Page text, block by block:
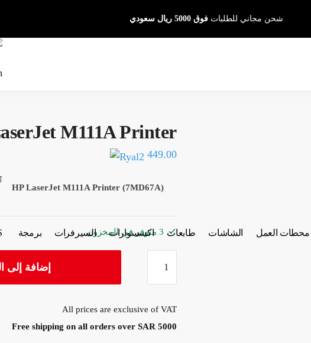
شحن مجاني للطلبات فوق 5000 ريال سعودي
محطات العمل الشاشات طابعات اكسسوارات السيرفرات برمجة
M111A Printer
449.00
HP LaserJet M111A Printer (7MD67A)
3 متوفر في المخزون
HP
LaserJet
إضافة إلى
All prices are exclusive of VAT
Free shipping on all orders over SAR 5000